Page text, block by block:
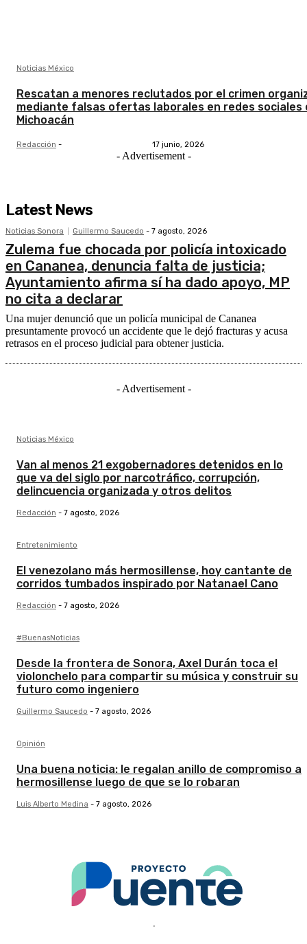
Noticias México
Rescatan a menores reclutados por el crimen
mediante falsas ofertas laborales en redes sociales
Michoacán
Redacción - 17 junio, 2026
- Advertisement -
Latest News
Noticias Sonora Guillermo Saucedo - 7 agosto, 2026
Zulema fue chocada por policía intoxicado
en Cananea, denuncia falta de justicia;
Ayuntamiento afirma sí ha dado apoyo, MP
no cita a declarar
Una mujer denunció que un policía municipal de Cananea
presuntamente provocó un accidente que le dejó fracturas y acusa
retrasos en el proceso judicial para obtener justicia.
- Advertisement -
Noticias México
Van al menos 21 exgobernadores detenidos en lo
que va del siglo por narcotráfico, corrupción,
delincuencia organizada y otros delitos
Redacción - 7 agosto, 2026
Entretenimiento
El venezolano más hermosillense, hoy cantante de
corridos tumbados inspirado por Natanael Cano
Redacción - 7 agosto, 2026
#BuenasNoticias
Desde la frontera de Sonora, Axel Durán toca el
violonchelo para compartir su música y construir su
futuro como ingeniero
Guillermo Saucedo - 7 agosto, 2026
Opinión
Una buena noticia: le regalan anillo de compromiso a
hermosillense luego de que se lo robaran
Luis Alberto Medina - 7 agosto, 2026
.